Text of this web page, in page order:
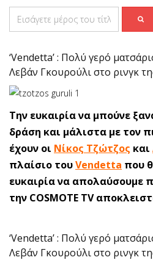
‘Vendetta’ : Πολύ γερό
Λεβάν Γκουρούλι στο ρινγκ
Την ευκαιρία να μπούνε
δράση και μάλιστα με τον
έχουν οι Νίκος Τζώτζος και
πλαίσιο τουVendetta που
ευκαιρία να απολαύσουμε
την COSMOTE TV
‘Vendetta’ : Πολύ γερό
Λεβάν Γκουρούλι στο ρινγκ